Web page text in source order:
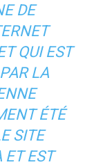
DE
QUI EST
LA
ÉTÉ
SITE
ET EST